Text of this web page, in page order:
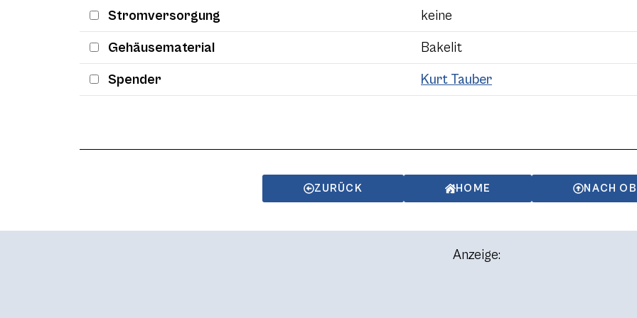
Stromversorgung keine
Gehäusematerial Bakelit
Spender Kurt Tauber
ZURÜCK HOME NACH
Anzeige: